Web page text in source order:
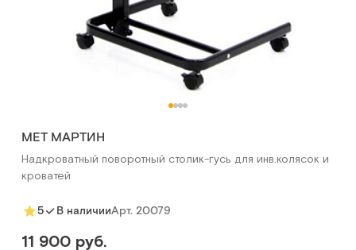
MET МАРТИН
Надкроватный поворотный столик-гусь для инв.колясок и
кроватей
5 В наличииАрт. 20079
11 900 руб.